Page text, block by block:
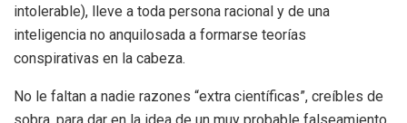
intolerable), lleve a toda persona racional y de una
inteligencia no anquilosada a formarse teorías
conspirativas en la cabeza.
No le faltan a nadie razones “extra científicas”, creíbles de